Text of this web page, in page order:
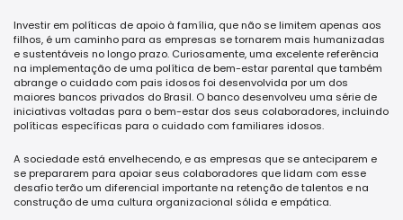
Investir em políticas de apoio à família, que não se limitem apenas aos
filhos, é um caminho para as empresas se tornarem mais humanizadas
e sustentáveis no longo prazo. Curiosamente, uma excelente referência
na implementação de uma política de bem-estar parental que também
abrange o cuidado com pais idosos foi desenvolvida por um dos
maiores bancos privados do Brasil. O banco desenvolveu uma série de
iniciativas voltadas para o bem-estar dos seus colaboradores, incluindo
políticas específicas para o cuidado com familiares idosos.
A sociedade está envelhecendo, e as empresas que se anteciparem e
se prepararem para apoiar seus colaboradores que lidam com esse
desafio terão um diferencial importante na retenção de talentos e na
construção de uma cultura organizacional sólida e empática.